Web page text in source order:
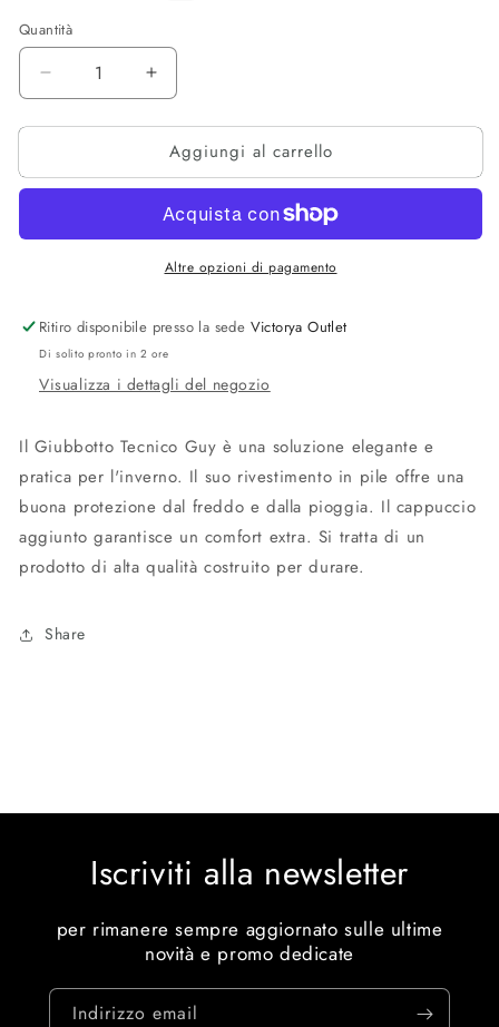
non
disponibiledisponibile
Quantità
Diminuisci
quantità
per
tecnico
Aumenta
quantità
per
Giubbotto
tecnico
Aggiungi al carrello
Altre opzioni di pagamento
Ritiro disponibile presso la sede Victorya Outlet
Di solito pronto in 2 ore
Visualizza i dettagli del negozio
Il Giubbotto Tecnico Guy è una soluzione elegante e
pratica per l'inverno. Il suo rivestimento in pile offre una
buona protezione dal freddo e dalla pioggia. Il cappuccio
aggiunto garantisce un comfort extra. Si tratta di un
prodotto di alta qualità costruito per durare.
Share
Iscriviti alla newsletter
per rimanere sempre aggiornato sulle ultime
novità e promo dedicate
Indirizzo email